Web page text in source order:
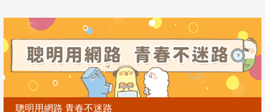
聰明用網路 青春不迷路